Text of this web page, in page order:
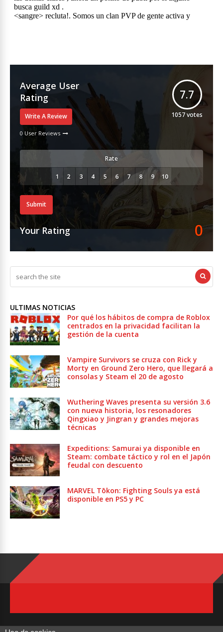
Average User
Rating
Write A Review
0 User Reviews
7.7
1057votes
Rate
Submit
Your Rating 0
ULTIMAS NOTICIAS
Por qué los hábitos de compra de Roblox
centrados en la privacidad facilitan la
gestión de la cuenta
Vampire Survivors se cruza con Rick y
Morty en Ground Zero Hero, que llegará a
consolas y Steam el 20 de agosto
Wuthering Waves presenta su versión 3.6
con nueva historia, los resonadores
Qingxiao y Jingran y grandes mejoras
técnicas
Expeditions: Samurai ya disponible en
Steam: combate táctico y rol en el Japón
feudal con descuento
MARVEL Tōkon: Fighting Souls ya está
disponible en PS5 y PC